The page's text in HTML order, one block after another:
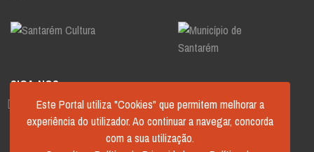
SIGA-NOS
Este Portal utiliza "Cookies" que permitem melhorar a
experiência do utilizador. Ao continuar a navegar, concorda
com a sua utilização.